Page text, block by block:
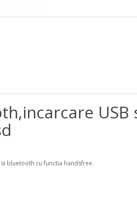
USB
bluetooth cu functia handsfree.